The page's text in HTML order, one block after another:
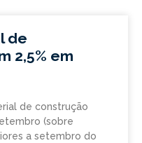
de
2,5% em
de construção
(sobre
a setembro do